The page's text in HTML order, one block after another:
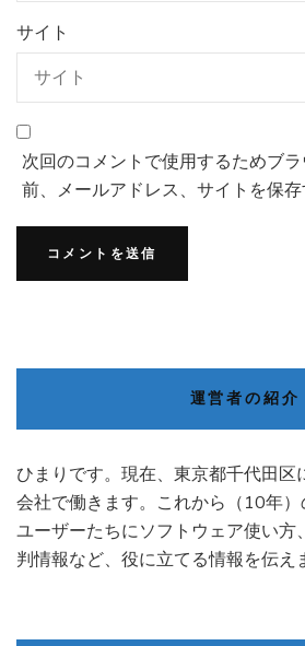
サイト
次回のコメントで使用するためブ
前、メールアドレス、サイトを保存
運営者の紹介
ひまりです。現在、東京都千代田
会社で働きます。これから（10年）
ユーザーたちにソフトウェア使い方
判情報など、役に立てる情報を伝え